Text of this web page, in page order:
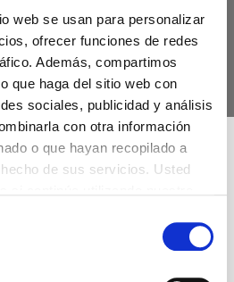
web se usan para personalizar
ofrecer funciones de redes
Además, compartimos
que haga del sitio web con
sociales, publicidad y análisis
con otra información
o que hayan recopilado a
de sus servicios. Usted